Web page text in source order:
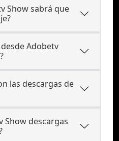
Show sabrá que
Adobetv
las descargas de
Show descargas